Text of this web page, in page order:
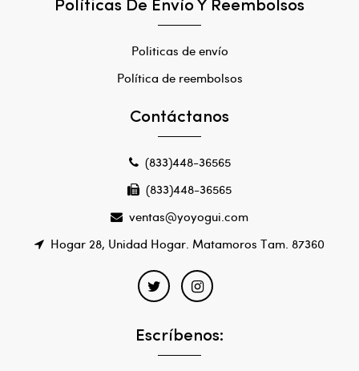
Políticas De Envío Y Reembolsos
Politicas de envío
Política de reembolsos
Contáctanos
(833)448-36565
(833)448-36565
ventas@yoyogui.com
Hogar 28, Unidad Hogar. Matamoros Tam. 87360
Escríbenos: